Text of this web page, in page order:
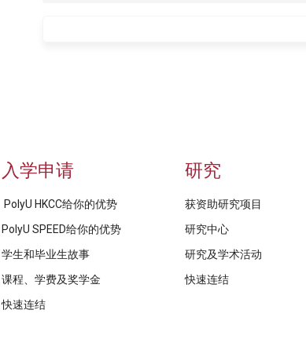
入学申请
PolyU HKCC给你的优势
PolyU SPEED给你的优势
学生和毕业生故事
课程、学费及奖学金
快速连结
研究
获资助研究项目
研究中心
研究及学术活动
快速连结